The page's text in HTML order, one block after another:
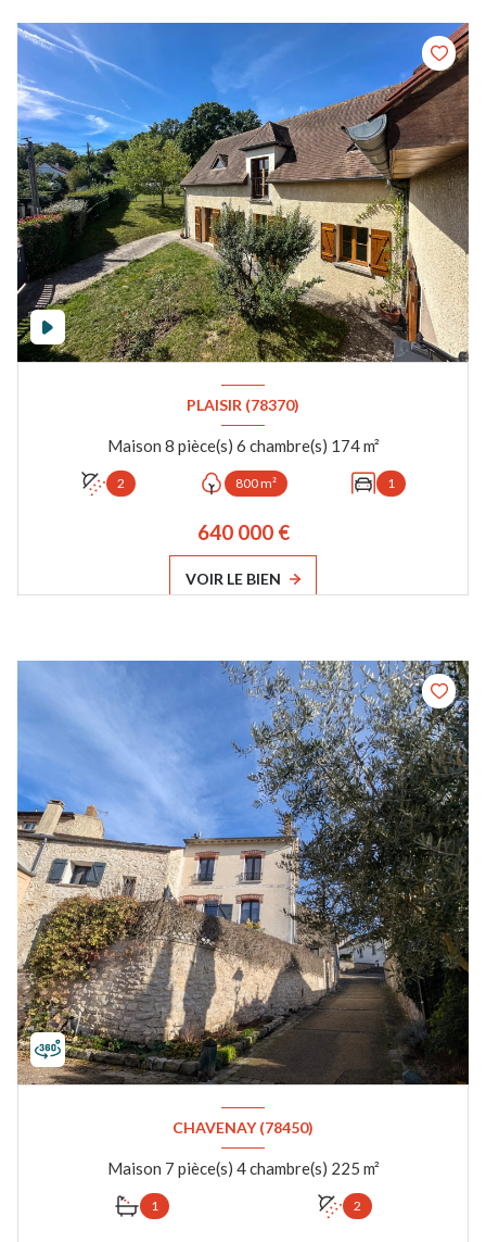
PLAISIR (78370)
Maison 8 pièce(s) 6 chambre(s) 174 m²
2 800 m² 1
640 000 €
VOIR LE BIEN
CHAVENAY (78450)
Maison 7 pièce(s) 4 chambre(s) 225 m²
1 2